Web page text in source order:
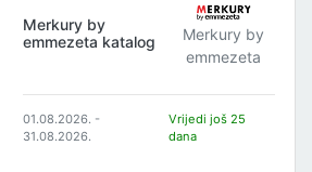
Merkury by
emmezeta katalog
Merkury by
emmezeta
01.08.2026. -
31.08.2026.
Vrijedi još 25
dana